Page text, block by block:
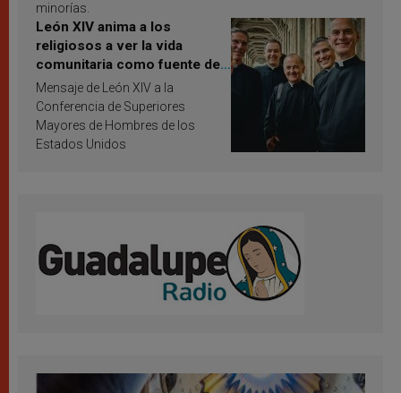
minorías.
León XIV anima a los
religiosos a ver la vida
comunitaria como fuente de
inspiración y santificación
Mensaje de León XIV a la
Conferencia de Superiores
Mayores de Hombres de los
Estados Unidos